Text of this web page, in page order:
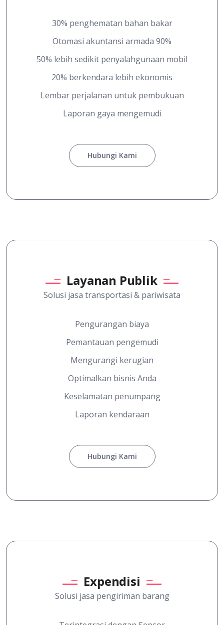
30% penghematan bahan bakar
Otomasi akuntansi armada 90%
50% lebih sedikit penyalahgunaan mobil
20% berkendara lebih ekonomis
Lembar perjalanan untuk pembukuan
Laporan gaya mengemudi
Hubungi Kami
Layanan Publik
Solusi jasa transportasi & pariwisata
Pengurangan biaya
Pemantauan pengemudi
Mengurangi kerugian
Optimalkan bisnis Anda
Keselamatan penumpang
Laporan kendaraan
Hubungi Kami
Expendisi
Solusi jasa pengiriman barang